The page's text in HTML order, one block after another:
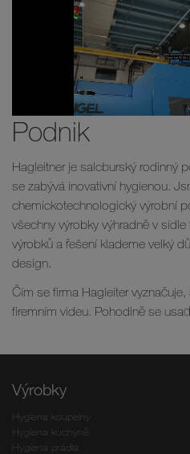
Podnik
Hagleitner je salcburský rodinný
se zabývá inovativní hygienou.
chemickotechnologický výrobní
všechny výrobky výhradně v
výrobků a řešení klademe velký
design.
Čím se firma Hagleiter
firemním videu. Pohodlně se
Výrobky
Hygiena koupelny
Hygiena kuchyně
Hygiena prádla